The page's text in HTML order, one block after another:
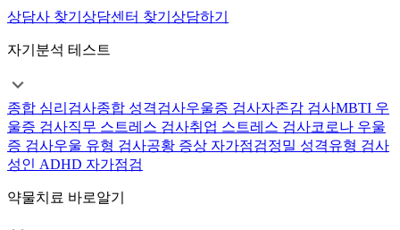
상담사 찾기 상담센터 찾기 상담하기
자기분석 테스트
종합 심리검사종합 성격검사우울증 검사자존감 검사MBTI 우
울증 검사직무 스트레스 검사취업 스트레스 검사코로나 우울
증 검사우울 유형 검사공황 증상 자가점검정밀 성격유형 검사
성인 ADHD 자가점검
약물치료 바로알기